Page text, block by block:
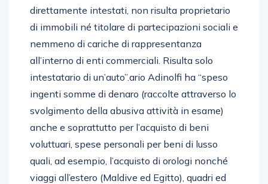
direttamente intestati, non risulta proprietario
di immobili né titolare di partecipazioni sociali e
nemmeno di cariche di rappresentanza
all’interno di enti commerciali. Risulta solo
intestatario di un’auto”.ario Adinolfi ha “speso
ingenti somme di denaro (raccolte attraverso lo
svolgimento della abusiva attività in esame)
anche e soprattutto per l’acquisto di beni
voluttuari, spese personali per beni di lusso
quali, ad esempio, l’acquisto di orologi nonché
viaggi all’estero (Maldive ed Egitto), quadri ed